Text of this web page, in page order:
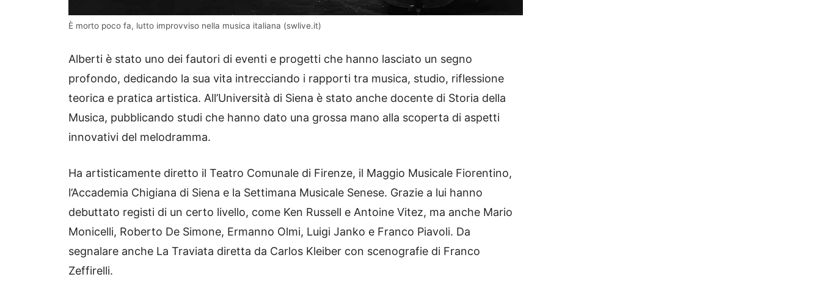
È morto poco fa, lutto improvviso nella musica italiana (swlive.it)
Alberti è stato uno dei fautori di eventi e progetti che hanno lasciato un segno
profondo, dedicando la sua vita intrecciando i rapporti tra musica, studio, riflessione
teorica e pratica artistica. All’Università di Siena è stato anche docente di Storia della
Musica, pubblicando studi che hanno dato una grossa mano alla scoperta di aspetti
innovativi del melodramma.
Ha artisticamente diretto il Teatro Comunale di Firenze, il Maggio Musicale Fiorentino,
l’Accademia Chigiana di Siena e la Settimana Musicale Senese. Grazie a lui hanno
debuttato registi di un certo livello, come Ken Russell e Antoine Vitez, ma anche Mario
Monicelli, Roberto De Simone, Ermanno Olmi, Luigi Janko e Franco Piavoli. Da
segnalare anche La Traviata diretta da Carlos Kleiber con scenografie di Franco
Zeffirelli.